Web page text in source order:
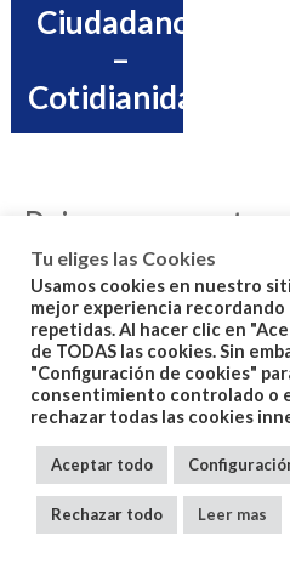
Ciudadanos
–
Cotidianidad
Deja una respuesta
Tu dirección de correo electrónico
campos obligatorios están
Tu eliges las Cookies
Usamos cookies en nuestro
mejor experiencia
repetidas. Al hacer clic en
de TODAS las cookies. Sin
"Configuración de cookies"
consentimiento controlado o
rechazar todas las cookies
Aceptar todo
Rechazar todo Leer mas